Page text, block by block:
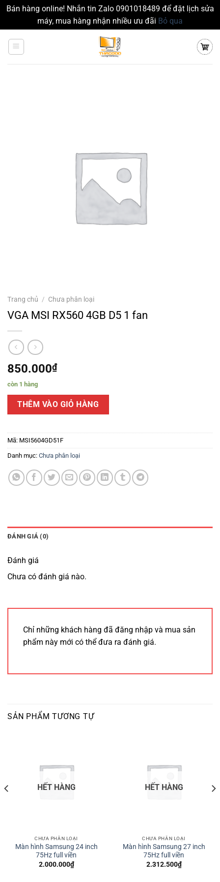
Bán hàng online! Nhắn tin Zalo 0901018489 để đặt lịch sửa
máy, mua hàng nhận nhiều ưu đãi Bỏ qua
đến
Trang chủ / Chưa phân loại
VGA MSI RX560 4GB D5 1 fan
850.000₫
còn 1 hàng
THÊM VÀO GIỎ HÀNG
Mã: MSI5604GD51F
Danh mục: Chưa phân loại
ĐÁNH GIÁ (0)
Đánh giá
Chưa có đánh giá nào.
Chỉ những khách hàng đã đăng nhập và mua sản
phẩm này mới có thể đưa ra đánh giá.
SẢN PHẨM TƯƠNG TỰ
HẾT HÀNG
CHƯA PHÂN LOẠI
Màn hình Samsung 24 inch
75Hz full viền
2.000.000₫
HẾT HÀNG
CHƯA PHÂN LOẠI
Màn hình Samsung 27 inch
75Hz full viền
2.312.500₫